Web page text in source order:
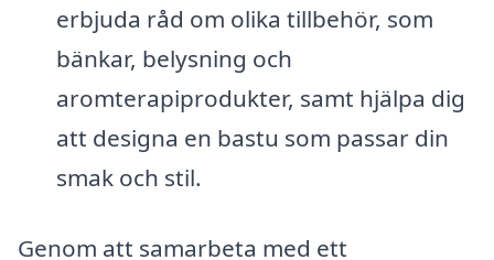
erbjuda råd om olika tillbehör, som
bänkar, belysning och
aromterapiprodukter, samt hjälpa dig
att designa en bastu som passar din
smak och stil.
Genom att samarbeta med ett